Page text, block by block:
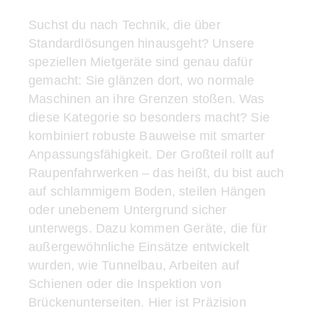
Suchst du nach Technik, die über
Standardlösungen hinausgeht? Unsere
speziellen Mietgeräte sind genau dafür
gemacht: Sie glänzen dort, wo normale
Maschinen an ihre Grenzen stoßen. Was
diese Kategorie so besonders macht? Sie
kombiniert robuste Bauweise mit smarter
Anpassungsfähigkeit. Der Großteil rollt auf
Raupenfahrwerken – das heißt, du bist auch
auf schlammigem Boden, steilen Hängen
oder unebenem Untergrund sicher
unterwegs. Dazu kommen Geräte, die für
außergewöhnliche Einsätze entwickelt
wurden, wie Tunnelbau, Arbeiten auf
Schienen oder die Inspektion von
Brückenunterseiten. Hier ist Präzision